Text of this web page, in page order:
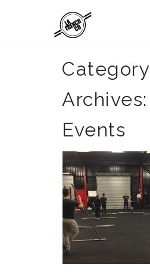
Category
Archives:
Events